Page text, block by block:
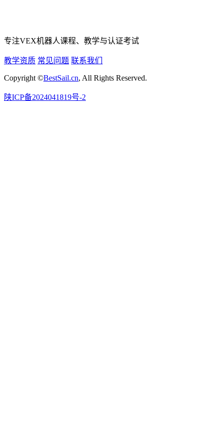
专注VEX机器人课程、教学与认证考试
教学资质 常见问题 联系我们
Copyright ©BestSail.cn, All Rights Reserved.
陕ICP备2024041819号-2